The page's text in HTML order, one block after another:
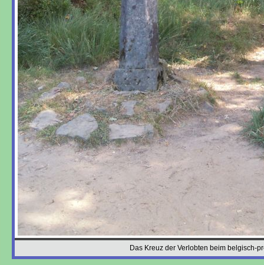
Das Kreuz der Verlobten beim belgisch-